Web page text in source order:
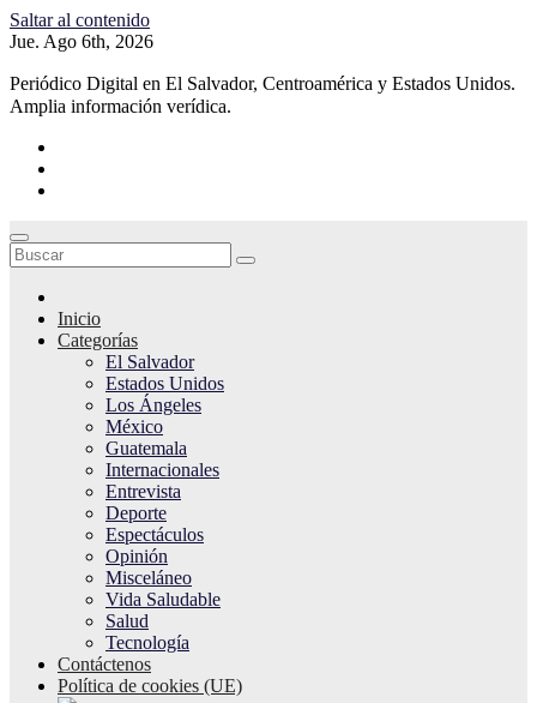
Saltar al contenido
Jue. Ago 6th, 2026
Periódico Digital en El Salvador, Centroamérica y Estados Unidos.
Amplia información verídica.
Inicio
Categorías
El Salvador
Estados Unidos
Los Ángeles
México
Guatemala
Internacionales
Entrevista
Deporte
Espectáculos
Opinión
Misceláneo
Vida Saludable
Salud
Tecnología
Contáctenos
Política de cookies (UE)